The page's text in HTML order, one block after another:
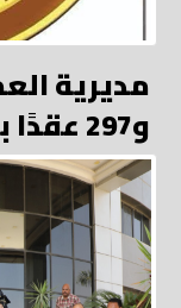
و297 عقدًا بالخارج